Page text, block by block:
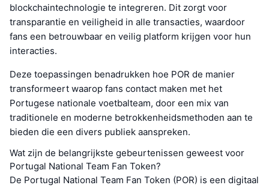
blockchaintechnologie te integreren. Dit zorgt voor
transparantie en veiligheid in alle transacties, waardoor
fans een betrouwbaar en veilig platform krijgen voor hun
interacties.
Deze toepassingen benadrukken hoe POR de manier
transformeert waarop fans contact maken met het
Portugese nationale voetbalteam, door een mix van
traditionele en moderne betrokkenheidsmethoden aan te
bieden die een divers publiek aanspreken.
Wat zijn de belangrijkste gebeurtenissen geweest voor
Portugal National Team Fan Token?
De Portugal National Team Fan Token (POR) is een digitaal